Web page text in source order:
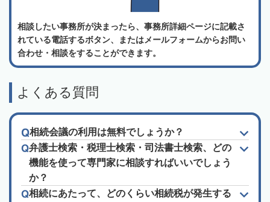
相談したい事務所が決まったら、事務所詳細ページに記載さ
れている電話するボタン、またはメールフォームからお問い
合わせ・相談をすることができます。
よくある質問
相続会議の利用は無料でしょうか？
弁護士検索・税理士検索・司法書士検索、どの
機能を使って専門家に相談すればいいでしょう
か？
相続にあたって、どのくらい相続税が発生する